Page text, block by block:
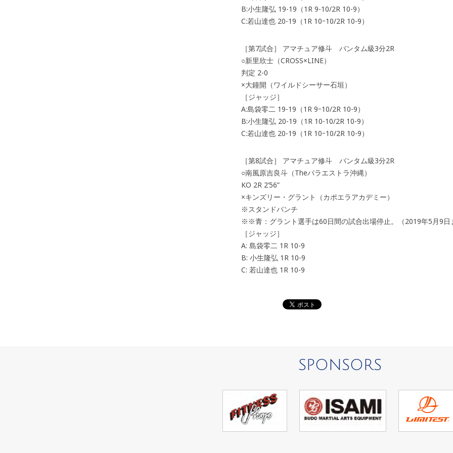
B:小生隆弘 19-19（1R 9-10/2R 10-9）
C:若山達也 20-19（1R 10ｰ10/2R 10-9）
［第7試合］ アマチュア修斗 バンタム級3分2R
○新里欣士（CROSS×LINE）
判定 2-0
×大鐘開（ワイルドシーサー石垣）
［ジャッジ］
A:島袋零二 19-19（1R 9ｰ10/2R 10-9）
B:小生隆弘 20-19（1R 10-10/2R 10-9）
C:若山達也 20-19（1R 10ｰ10/2R 10-9）
［第8試合］ アマチュア修斗 バンタム級3分2R
○南風原吉良斗（Theパラエストラ沖縄）
KO 2R 2’56”
×キンズリー・グラント（カポエラアカデミー）
※スタンドパンチ
※※青：グラント選手は60日間の試合出場停止。（2019年5月9日
［ジャッジ］
A: 島袋零二 1R 10-9
B: 小生隆弘 1R 10-9
C: 若山達也 1R 10-9
SPONSORS